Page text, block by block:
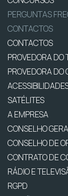
PERGUNTAS
CONTACTOS
CONTACTOS
PROVEDORA DO
PROVEDORA DO
SATÉLITES
A EMPRESA
CONSELHO
CONSELHO DE
CONTRATO DE
RÁDIO E
RGPD